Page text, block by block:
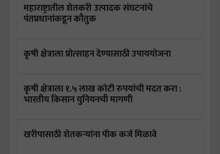
महाराष्ट्रातील शेतकरी उत्पादक संघटनांचे
पंतप्रधानांकडून कौतुक
कृषी क्षेत्राला प्रोत्साहन देण्यासाठी उपाययोजना
कृषी क्षेत्राला १.५ लाख कोटी रुपयांची मदत करा :
भारतीय किसान युनियनची मागणी
खरीपासाठी शेतकऱ्यांना पीक कर्ज मिळावे